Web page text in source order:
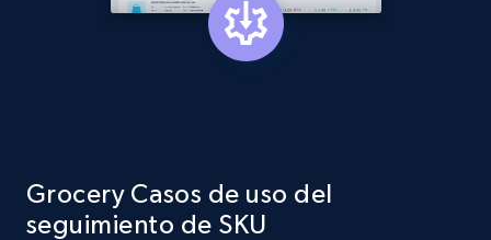
176+ Comenzar ahora
Rating, Reviews count, Initial price, Discount,
and more.
Grocery Casos de uso del
seguimiento de SKU